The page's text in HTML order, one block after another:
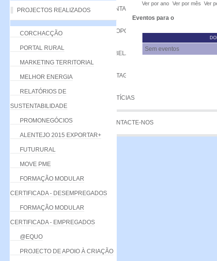
VANTAGENS
PROPOSTA
TABELA DE QUOTAS
LISTAGEM
NOTÍCIAS
CONTACTE-NOS
PROJECTOS REALIZADOS
CORCHACÇÃO
PORTAL RURAL
MARKETING TERRITORIAL
MELHOR ENERGIA
RELATÓRIOS DE
SUSTENTABILIDADE
PROMONEGÓCIOS
ALENTEJO 2015 EXPORTAR+
FUTURURAL
MOVE PME
FORMAÇÃO MODULAR
CERTIFICADA - DESEMPREGADOS
FORMAÇÃO MODULAR
CERTIFICADA - EMPREGADOS
@EQUO
PROJECTO DE APOIO À CRIAÇÃO
Ver por ano Ver por mês Ver
Eventos para o
Sem eventos